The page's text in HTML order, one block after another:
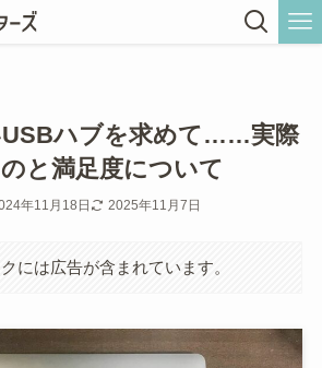
USBハブを求めて……実際
と満足度について
年11月18日 2025年11月7日
には広告が含まれています。